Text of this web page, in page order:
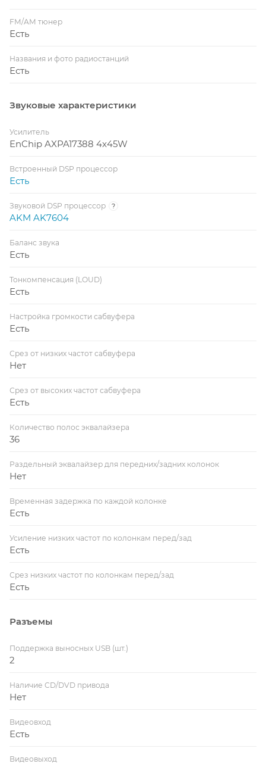
FM/AM тюнер
Есть
Названия и фото радиостанций
Есть
Звуковые характеристики
Усилитель
EnChip AXPA17388 4x45W
Встроенный DSP процессор
Есть
Звуковой DSP процессор ?
AKM AK7604
Баланс звука
Есть
Тонкомпенсация (LOUD)
Есть
Настройка громкости сабвуфера
Есть
Срез от низких частот сабвуфера
Нет
Срез от высоких частот сабвуфера
Есть
Количество полос эквалайзера
36
Раздельный эквалайзер для передних/задних колонок
Нет
Временная задержка по каждой колонке
Есть
Усиление низких частот по колонкам перед/зад
Есть
Срез низких частот по колонкам перед/зад
Есть
Разъемы
Поддержка выносных USB (шт.)
2
Наличие CD/DVD привода
Нет
Видеовход
Есть
Видеовыход